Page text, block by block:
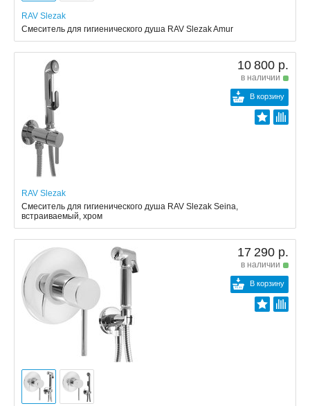
RAV Slezak
Смеситель для гигиенического душа RAV Slezak Amur
10 800 р.
в наличии
В корзину
RAV Slezak
Смеситель для гигиенического душа RAV Slezak Seina,
встраиваемый, хром
17 290 р.
в наличии
В корзину